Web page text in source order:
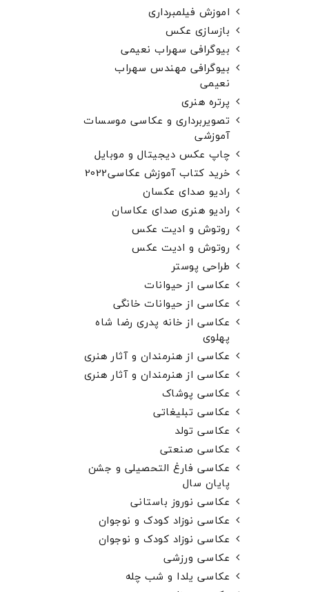
اموزش فیلمبرداری
بازسازی عکس
بیوگرافی سهراب نعیمی
بیوگرافی مهندس سهراب
نعیمی
پرتره هنری
تصویربرداری و عکاسی موسسات
آموزشی
چاپ عکس دیجیتال و موبایل
خرید کتاب آموزش عکاسی2022
رادیو صدای عکسان
رادیو هنری صدای عکاسان
روتوش و ادیت عکس
روتوش و ادیت عکس
طراحی پوستر
عکاسی از حیوانات
عکاسی از حیوانات خانگی
عکاسی از خانه پدری رضا شاه
پهلوی
عکاسی از هنرمندان و آثار هنری
عکاسی از هنرمندان و آثار هنری
عکاسی پوشاک
عکاسی تبلیغاتی
عکاسی تولد
عکاسی صنعتی
عکاسی فارغ التحصیلی و جشن
پایان سال
عکاسی نوروز باستانی
عکاسی نوزاد کودک و نوجوان
عکاسی نوزاد کودک و نوجوان
عکاسی ورزشی
عکاسی یلدا و شب چله